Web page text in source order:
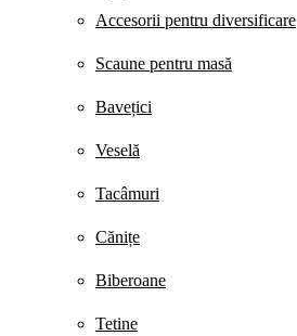
Accesorii pentru diversificare
Scaune pentru masă
Bavețici
Veselă
Tacâmuri
Cănițe
Biberoane
Tetine